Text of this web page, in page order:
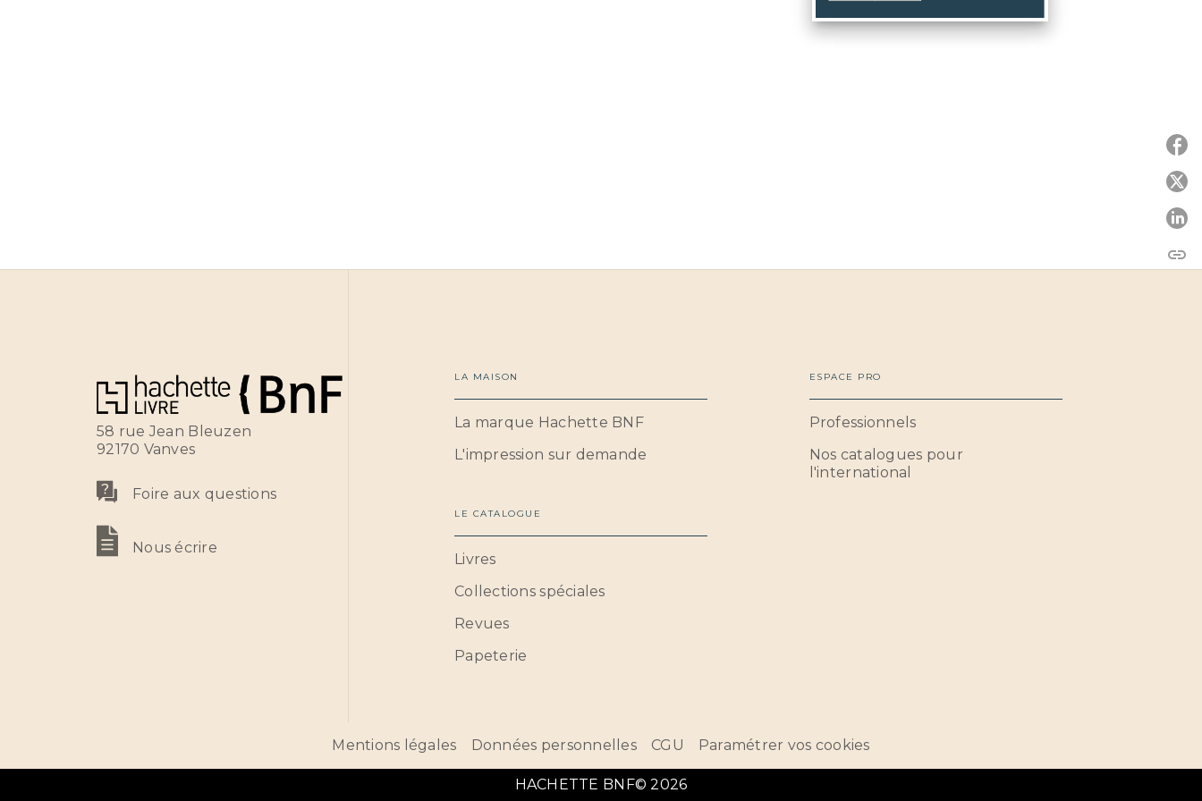
link
58 rue Jean Bleuzen
92170 Vanves
Foire aux questions
Nous écrire
LA MAISON
La marque Hachette BNF
L'impression sur demande
LE CATALOGUE
Livres
Collections spéciales
Revues
Papeterie
ESPACE PRO
Professionnels
Nos catalogues pour
l'international
Mentions légales Données personnelles CGU Paramétrer vos cookies
HACHETTE BNF© 2026